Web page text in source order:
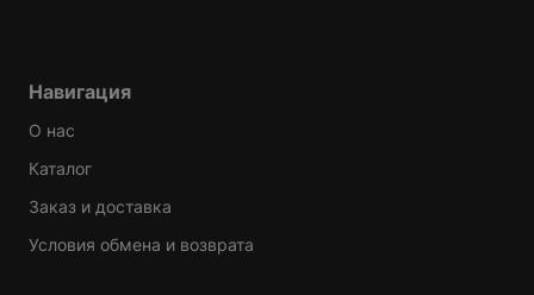
Навигация
О нас
Каталог
Заказ и доставка
Условия обмена и возврата